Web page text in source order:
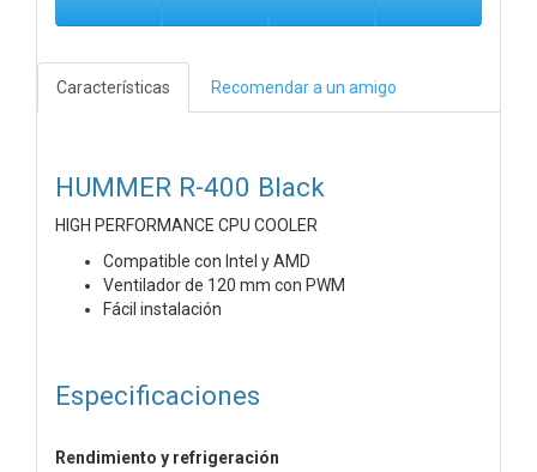
Características Recomendar a un amigo
HUMMER R-400 Black
HIGH PERFORMANCE CPU COOLER
Compatible con Intel y AMD
Ventilador de 120 mm con PWM
Fácil instalación
Especificaciones
Rendimiento y refrigeración